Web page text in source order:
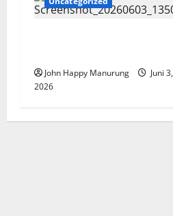
John Happy Manurung
Juni 3,
2026